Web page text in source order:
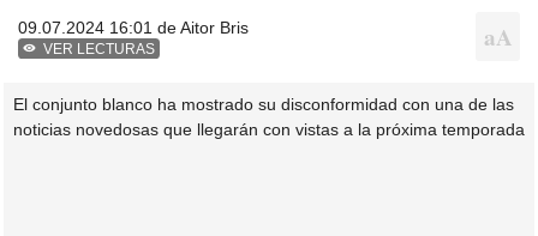
09.07.2024 16:01 deAitor Bris
VER LECTURAS
El conjunto blanco ha mostrado su disconformidad con una de las
noticias novedosas que llegarán con vistas a la próxima temporada